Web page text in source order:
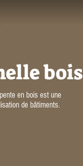
bois
en bois est une
de bâtiments.